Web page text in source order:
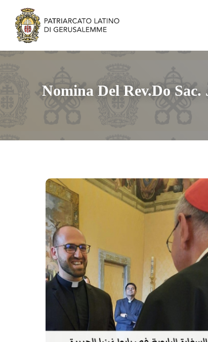
Nomina Del Rev.do